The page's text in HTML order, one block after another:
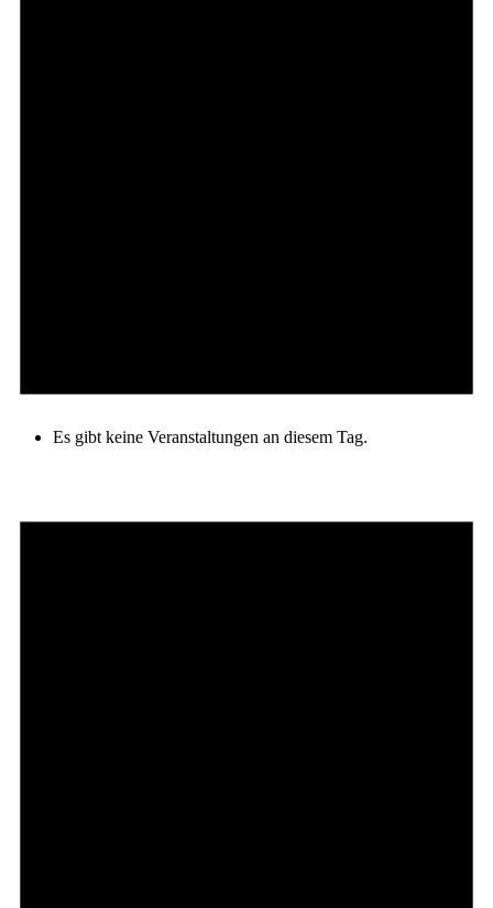
Es gibt keine Veranstaltungen an diesem Tag.